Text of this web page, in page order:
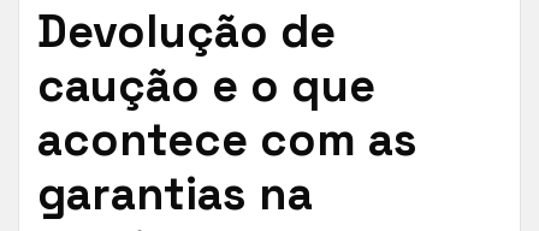
Devolução de
caução e o que
acontece com as
garantias na